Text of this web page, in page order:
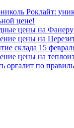
Роклайт:
цене!
цены на
цены на
склада 15
цены на
оргалит по